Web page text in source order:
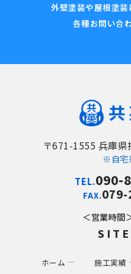
外壁塗装や屋根塗
各種お問い合
〒671-1555 兵庫
※自宅
TEL.090-
FAX.
営業時間
ホーム 施工実績